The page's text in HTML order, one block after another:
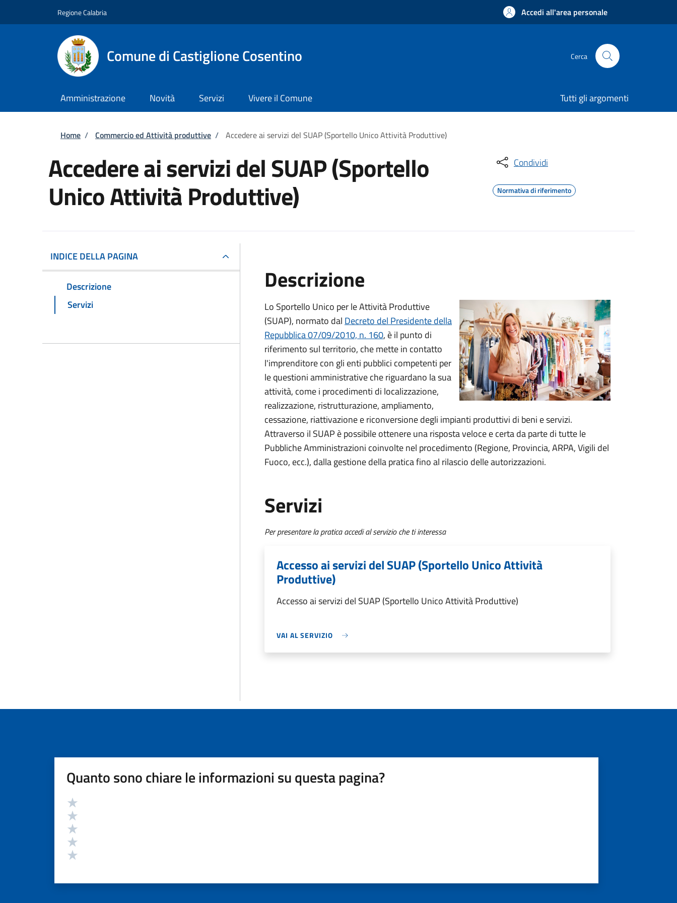
Regione Calabria Accedi all'area personale
Comune di Castiglione Cosentino Cerca
Amministrazione Novità Servizi Vivere il Comune Tutti gli argomenti
Briciole di pane
Home / Commercio ed Attività produttive / Accedere ai servizi del SUAP (Sportello Unico Attività Produttive)
Accedere ai servizi del SUAP (Sportello
Unico Attività Produttive)
Condividi
Normativa di riferimento
INDICE DELLA PAGINA
Descrizione
Servizi
Descrizione
Lo Sportello Unico per le Attività Produttive
(SUAP), normato dal Decreto del Presidente della
Repubblica 07/09/2010, n. 160, è il punto di
riferimento sul territorio, che mette in contatto
l'imprenditore con gli enti pubblici competenti per
le questioni amministrative che riguardano la sua
attività, come i procedimenti di localizzazione,
realizzazione, ristrutturazione, ampliamento,
cessazione, riattivazione e riconversione degli impianti produttivi di beni e servizi.
Attraverso il SUAP è possibile ottenere una risposta veloce e certa da parte di tutte le
Pubbliche Amministrazioni coinvolte nel procedimento (Regione, Provincia, ARPA, Vigili del
Fuoco, ecc.), dalla gestione della pratica fino al rilascio delle autorizzazioni.
Servizi
Per presentare la pratica accedi al servizio che ti interessa
Accesso ai servizi del SUAP (Sportello Unico Attività
Produttive)
Accesso ai servizi del SUAP (Sportello Unico Attività Produttive)
VAI AL SERVIZIO
Quanto sono chiare le informazioni su questa pagina?
Valutazione